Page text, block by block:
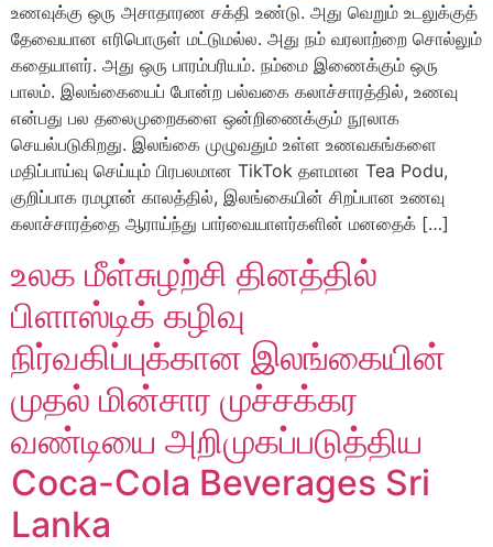
உணவுக்கு ஒரு அசாதாரண சக்தி உண்டு. அது வெறும் உடலுக்குத்
தேவையான எரிபொருள் மட்டுமல்ல. அது நம் வரலாற்றை சொல்லும்
கதையாளர். அது ஒரு பாரம்பரியம். நம்மை இணைக்கும் ஒரு
பாலம். இலங்கையைப் போன்ற பல்வகை கலாச்சாரத்தில், உணவு
என்பது பல தலைமுறைகளை ஒன்றிணைக்கும் நூலாக
செயல்படுகிறது. இலங்கை முழுவதும் உள்ள உணவகங்களை
மதிப்பாய்வு செய்யும் பிரபலமான TikTok தளமான Tea Podu,
குறிப்பாக ரமழான் காலத்தில், இலங்கையின் சிறப்பான உணவு
கலாச்சாரத்தை ஆராய்ந்து பார்வையாளர்களின் மனதைக் […]
உலக மீள்சுழற்சி தினத்தில்
பிளாஸ்டிக் கழிவு
நிர்வகிப்புக்கான இலங்கையின்
முதல் மின்சார முச்சக்கர
வண்டியை அறிமுகப்படுத்திய
Coca-Cola Beverages Sri
Lanka